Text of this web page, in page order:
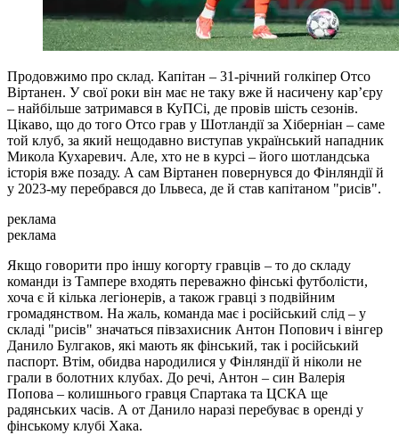
Продовжимо про склад. Капітан – 31-річний голкіпер Отсо
Віртанен. У свої роки він має не таку вже й насичену карʼєру
– найбільше затримався в КуПСі, де провів шість сезонів.
Цікаво, що до того Отсо грав у Шотландії за Хіберніан – саме
той клуб, за який нещодавно виступав український нападник
Микола Кухаревич. Але, хто не в курсі – його шотландська
історія вже позаду. А сам Віртанен повернувся до Фінляндії й
у 2023-му перебрався до Ільвеса, де й став капітаном "рисів".
реклама
реклама
Якщо говорити про іншу когорту гравців – то до складу
команди із Тампере входять переважно фінські футболісти,
хоча є й кілька легіонерів, а також гравці з подвійним
громадянством. На жаль, команда має і російський слід – у
складі "рисів" значаться півзахисник Антон Попович і вінгер
Данило Булгаков, які мають як фінський, так і російський
паспорт. Втім, обидва народилися у Фінляндії й ніколи не
грали в болотних клубах. До речі, Антон – син Валерія
Попова – колишнього гравця Спартака та ЦСКА ще
радянських часів. А от Данило наразі перебуває в оренді у
фінському клубі Хака.